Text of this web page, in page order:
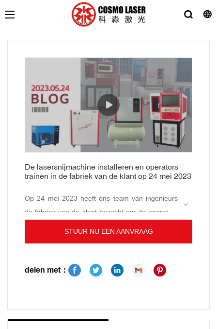
De lasersnijmachine installeren en operators
trainen in de fabriek van de klant op 24 mei 2023
Op 24 mei 2023 heeft ons team van ingenieurs
de fabriek van de klant bezocht om de operators
materialen met precisie en efficiëntie kan snijden.
fiberlasersnijmachine voor uw bedrijf.
STUUR NU EEN AANVRAAG
delen met：